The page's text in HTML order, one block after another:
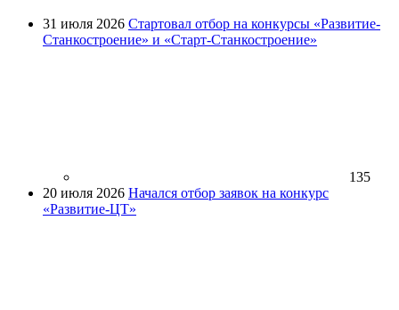
31 июля 2026 Стартовал отбор на конкурсы «Развитие-
Станкостроение» и «Старт-Станкостроение»
135
20 июля 2026 Начался отбор заявок на конкурс
«Развитие-ЦТ»